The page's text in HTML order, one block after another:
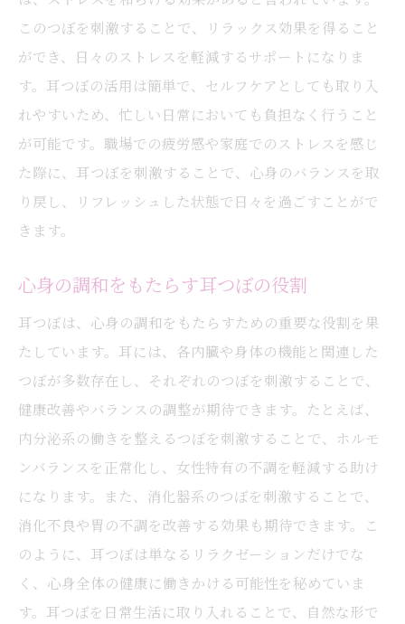
このつぼを刺激することで、リラックス効果を得ること
ができ、日々のストレスを軽減するサポートになりま
す。耳つぼの活用は簡単で、セルフケアとしても取り入
れやすいため、忙しい日常においても負担なく行うこと
が可能です。職場での疲労感や家庭でのストレスを感じ
た際に、耳つぼを刺激することで、心身のバランスを取
り戻し、リフレッシュした状態で日々を過ごすことがで
きます。
心身の調和をもたらす耳つぼの役割
耳つぼは、心身の調和をもたらすための重要な役割を果
たしています。耳には、各内臓や身体の機能と関連した
つぼが多数存在し、それぞれのつぼを刺激することで、
健康改善やバランスの調整が期待できます。たとえば、
内分泌系の働きを整えるつぼを刺激することで、ホルモ
ンバランスを正常化し、女性特有の不調を軽減する助け
になります。また、消化器系のつぼを刺激することで、
消化不良や胃の不調を改善する効果も期待できます。こ
のように、耳つぼは単なるリラクゼーションだけでな
く、心身全体の健康に働きかける可能性を秘めていま
す。耳つぼを日常生活に取り入れることで、自然な形で